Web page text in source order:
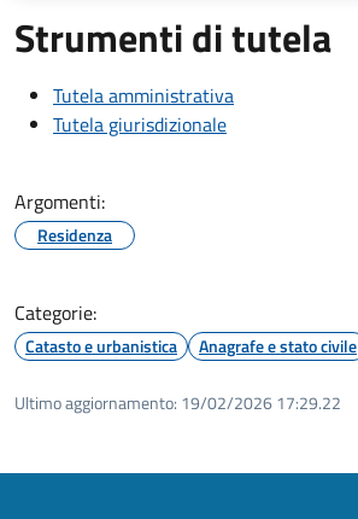
Strumenti di tutela
Tutela amministrativa
Tutela giurisdizionale
Argomenti:
Residenza
Categorie:
Catasto e urbanistica Anagrafe e stato civile
Ultimo aggiornamento: 19/02/2026 17:29.22